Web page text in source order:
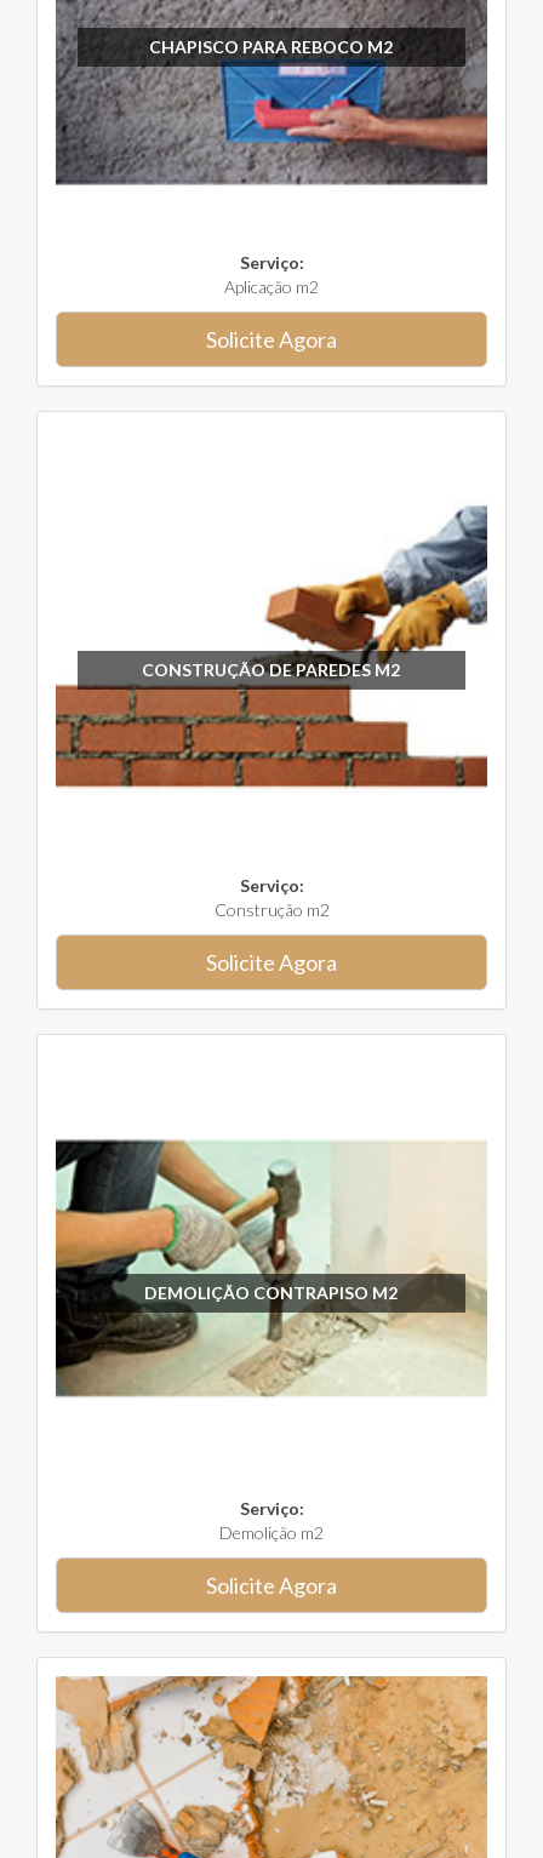
CHAPISCO PARA REBOCO M2
Serviço:
Aplicação m2
Solicite Agora
CONSTRUÇÃO DE PAREDES M2
Serviço:
Construção m2
Solicite Agora
DEMOLIÇÃO CONTRAPISO M2
Serviço:
Demolição m2
Solicite Agora